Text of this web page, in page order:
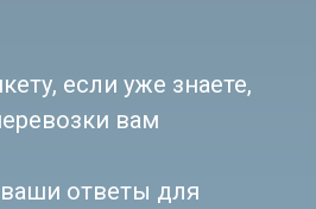
если уже знаете,
вам
ответы для